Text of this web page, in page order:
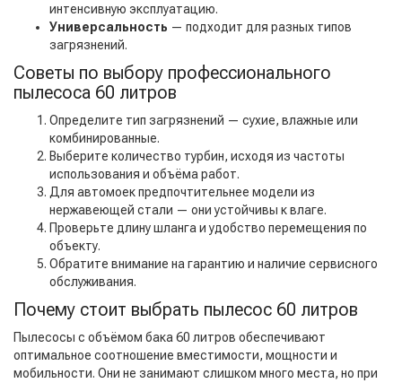
интенсивную эксплуатацию.
Универсальность — подходит для разных типов
загрязнений.
Советы по выбору профессионального
пылесоса 60 литров
Определите тип загрязнений — сухие, влажные или
комбинированные.
Выберите количество турбин, исходя из частоты
использования и объёма работ.
Для автомоек предпочтительнее модели из
нержавеющей стали — они устойчивы к влаге.
Проверьте длину шланга и удобство перемещения по
объекту.
Обратите внимание на гарантию и наличие сервисного
обслуживания.
Почему стоит выбрать пылесос 60 литров
Пылесосы с объёмом бака 60 литров обеспечивают
оптимальное соотношение вместимости, мощности и
мобильности. Они не занимают слишком много места, но при